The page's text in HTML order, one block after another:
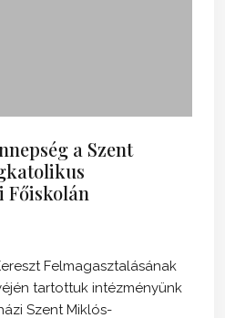
a Szent
Főiskolán
Felmagasztalásának
tartottuk intézményünk
Szent Miklós-